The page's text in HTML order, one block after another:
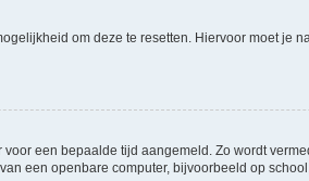
om deze te resetten. Hiervoor moet je
een bepaalde tijd aangemeld. Zo wordt
een openbare computer, bijvoorbeeld op